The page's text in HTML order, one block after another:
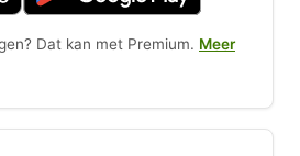
Dat kan met Premium. Meer